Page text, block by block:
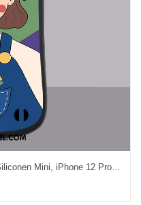
iPhone 12 Pro Max Hoesje Anti-fall Siliconen Mini, iPhone 12 Pro Max Hoesje Mobiele Telefoon Spotprent